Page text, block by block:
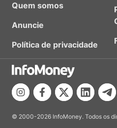
Quem somos
Anuncie
Política de privacidade
© 2000-2026 InfoMoney. Todos os